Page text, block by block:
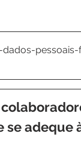
pessoais-
se adeque